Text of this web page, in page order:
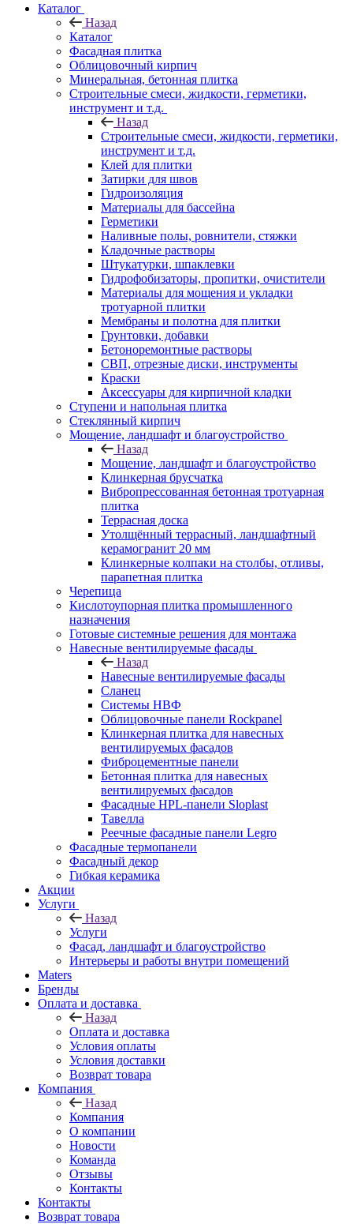
Каталог
Назад
Каталог
Фасадная плитка
Облицовочный кирпич
Минеральная, бетонная плитка
Строительные смеси, жидкости, герметики,
инструмент и т.д.
Назад
Строительные смеси, жидкости, герметики,
инструмент и т.д.
Клей для плитки
Затирки для швов
Гидроизоляция
Материалы для бассейна
Герметики
Наливные полы, ровнители, стяжки
Кладочные растворы
Штукатурки, шпаклевки
Гидрофобизаторы, пропитки, очистители
Материалы для мощения и укладки
тротуарной плитки
Мембраны и полотна для плитки
Грунтовки, добавки
Бетоноремонтные растворы
СВП, отрезные диски, инструменты
Краски
Аксессуары для кирпичной кладки
Ступени и напольная плитка
Cтеклянный кирпич
Мощение, ландшафт и благоустройство
Назад
Мощение, ландшафт и благоустройство
Клинкерная брусчатка
Вибропрессованная бетонная тротуарная
плитка
Террасная доска
Утолщённый террасный, ландшафтный
керамогранит 20 мм
Клинкерные колпаки на столбы, отливы,
парапетная плитка
Черепица
Кислотоупорная плитка промышленного
назначения
Готовые системные решения для монтажа
Навесные вентилируемые фасады
Назад
Навесные вентилируемые фасады
Сланец
Системы НВФ
Облицовочные панели Rockpanel
Клинкерная плитка для навесных
вентилируемых фасадов
Фиброцементные панели
Бетонная плитка для навесных
вентилируемых фасадов
Фасадные HPL-панели Sloplast
Тавелла
Реечные фасадные панели Legro
Фасадные термопанели
Фасадный декор
Гибкая керамика
Акции
Услуги
Назад
Услуги
Фасад, ландшафт и благоустройство
Интерьеры и работы внутри помещений
Maters
Бренды
Оплата и доставка
Назад
Оплата и доставка
Условия оплаты
Условия доставки
Возврат товара
Компания
Назад
Компания
О компании
Новости
Команда
Отзывы
Контакты
Контакты
Возврат товара